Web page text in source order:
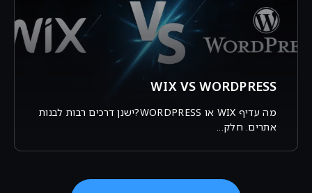
WIX VS WORDPRESS
מה עדיף WIX או WORDPRESS?ישנן דרכים רבות לבנות
אתרים. חלק...